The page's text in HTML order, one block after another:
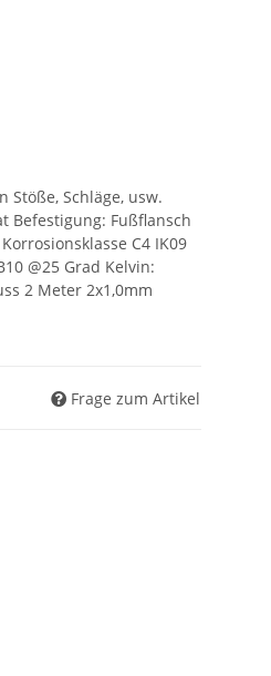
Stöße, Schläge, usw.
Befestigung: Fußflansch
C4 IK09
@25 Grad Kelvin:
2 Meter 2x1,0mm
Frage zum Artikel